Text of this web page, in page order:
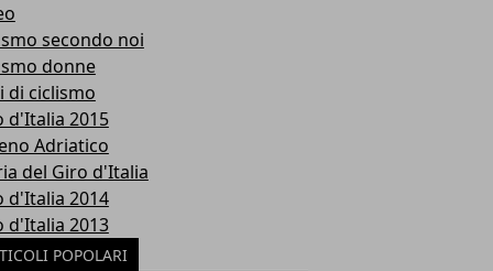
secondo noi
donne
di ciclismo
d'Italia 2015
Adriatico
del Giro d'Italia
d'Italia 2014
d'Italia 2013
POPOLARI